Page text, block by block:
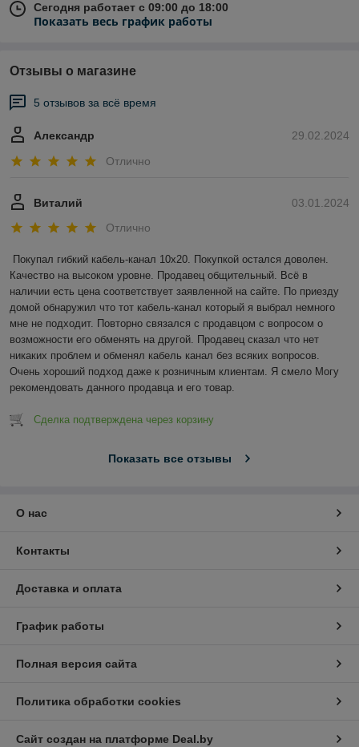
Сегодня работает с 09:00 до 18:00
Показать весь график работы
Отзывы о магазине
5 отзывов за всё время
29.02.2024
Александр
Отлично
03.01.2024
Виталий
Отлично
Покупал гибкий кабель-канал 10х20. Покупкой остался доволен.
Качество на высоком уровне. Продавец общительный. Всё в
наличии есть цена соответствует заявленной на сайте. По приезду
домой обнаружил что тот кабель-канал который я выбрал немного
мне не подходит. Повторно связался с продавцом с вопросом о
возможности его обменять на другой. Продавец сказал что нет
никаких проблем и обменял кабель канал без всяких вопросов.
Очень хороший подход даже к розничным клиентам. Я смело Могу
рекомендовать данного продавца и его товар.
Сделка подтверждена через корзину
Показать все отзывы
О нас
Контакты
Доставка и оплата
График работы
Полная версия сайта
Политика обработки cookies
Сайт создан на платформе Deal.by